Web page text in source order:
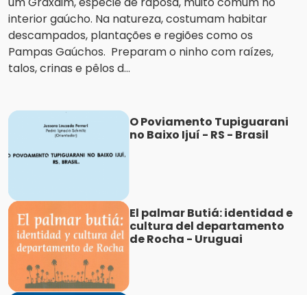
interior gaúcho. Na natureza, costumam habitar
descampados, plantações e regiões como os
Pampas Gaúchos. Preparam o ninho com raízes,
talos, crinas e pêlos d...
O Poviamento Tupiguarani
no Baixo Ijuí - RS - Brasil
El palmar Butiá: identidad e
cultura del departamento
de Rocha - Uruguai